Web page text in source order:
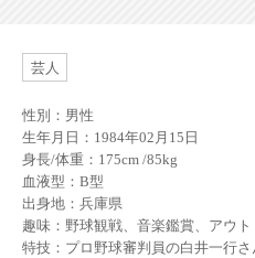
芸人
性別：男性
生年月日：1984年02月15日
身長/体重：175cm /85kg
血液型：B型
出身地：兵庫県
趣味：野球観戦、音楽鑑賞、アウト
特技：プロ野球審判員の白井一行